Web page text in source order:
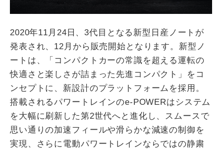
2020年11月24日、3代目となる新型日産ノートが
発表され、12月から販売開始となります。新型ノ
ートは、「コンパクトカーの常識を超える運転の
快適さと楽しさが詰まった先進コンパクト」をコ
ンセプトに、新設計のプラットフォームを採用。
搭載されるパワートレインのe-POWERはシステム
を大幅に刷新した第2世代へと進化し、スムースで
思い通りの加速フィールや滑らかな減速の制御を
実現、さらに電動パワートレインならではの静粛